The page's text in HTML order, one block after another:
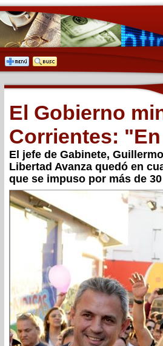
El Gobierno
Corrientes:
El jefe de Gabinete,
Libertad Avanza quedó en
que se impuso por más de